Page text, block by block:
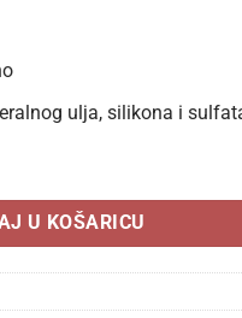
ulja, silikona i
u spreju za lice s
U KOŠARICU